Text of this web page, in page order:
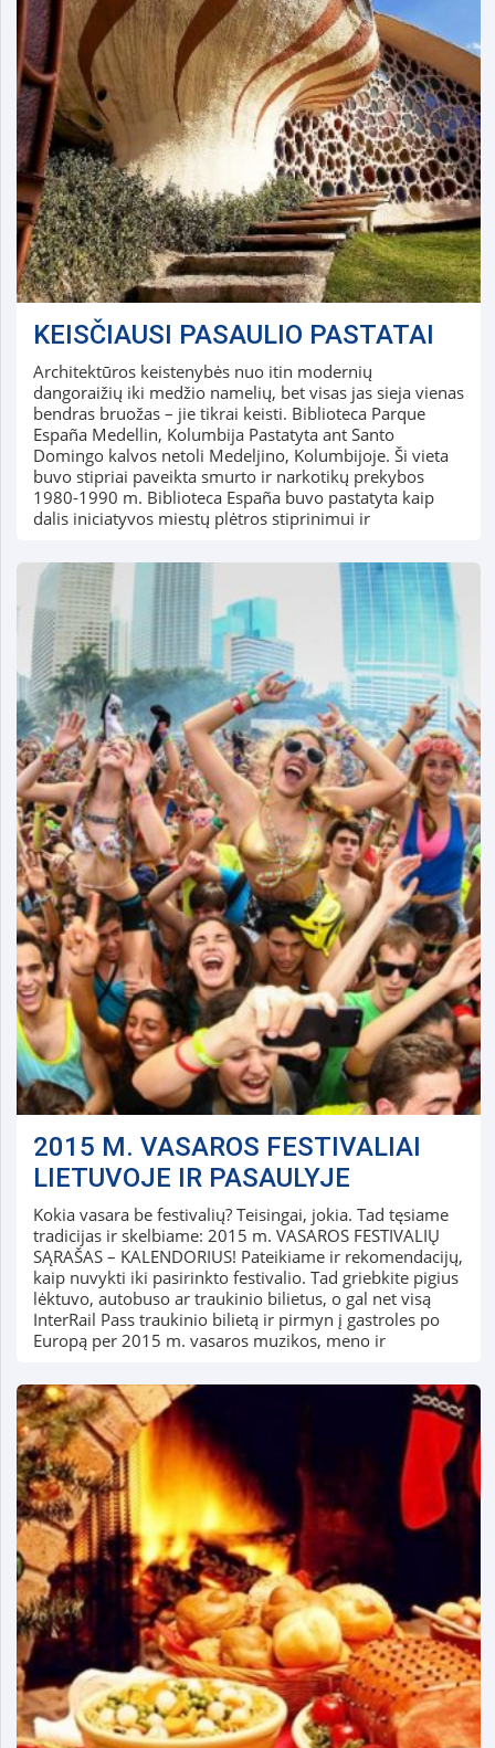
KEISČIAUSI PASAULIO PASTATAI
Architektūros keistenybės nuo itin modernių
dangoraižių iki medžio namelių, bet visas jas sieja vienas
bendras bruožas – jie tikrai keisti. Biblioteca Parque
España Medellin, Kolumbija Pastatyta ant Santo
Domingo kalvos netoli Medeljino, Kolumbijoje. Ši vieta
buvo stipriai paveikta smurto ir narkotikų prekybos
1980-1990 m. Biblioteca España buvo pastatyta kaip
dalis iniciatyvos miestų plėtros stiprinimui ir
2015 M. VASAROS FESTIVALIAI
LIETUVOJE IR PASAULYJE
Kokia vasara be festivalių? Teisingai, jokia. Tad tęsiame
tradicijas ir skelbiame: 2015 m. VASAROS FESTIVALIŲ
SĄRAŠAS – KALENDORIUS! Pateikiame ir rekomendacijų,
kaip nuvykti iki pasirinkto festivalio. Tad griebkite pigius
lėktuvo, autobuso ar traukinio bilietus, o gal net visą
InterRail Pass traukinio bilietą ir pirmyn į gastroles po
Europą per 2015 m. vasaros muzikos, meno ir